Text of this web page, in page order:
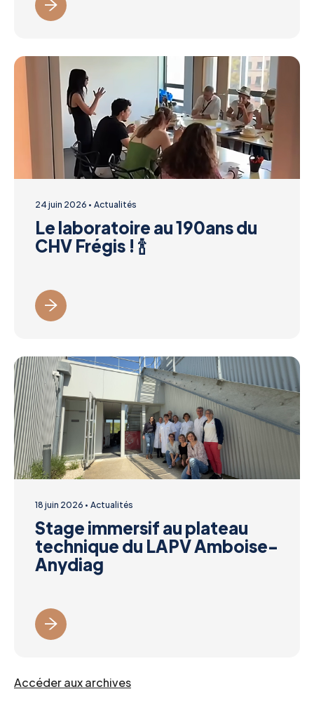
24 juin 2026 Actualités
Le laboratoire au 190ans du
CHV Frégis ! 🍾
18 juin 2026 Actualités
Stage immersif au plateau
technique du LAPV Amboise-
Anydiag
Accéder aux archives